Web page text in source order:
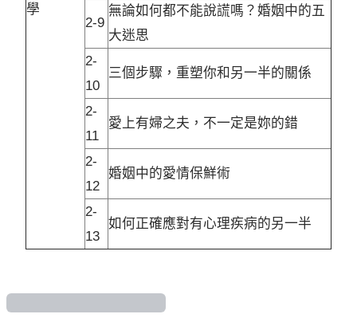
學
2-9
無論如何都不能說謊嗎？婚姻中的五
大迷思
2-
10
三個步驟，重塑你和另一半的關係
2-
11
愛上有婦之夫，不一定是妳的錯
2-
12
婚姻中的愛情保鮮術
2-
13
如何正確應對有心理疾病的另一半